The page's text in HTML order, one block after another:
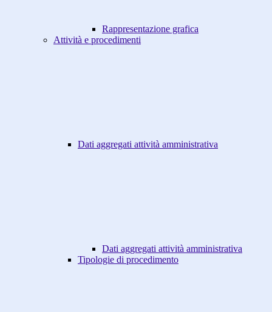
Rappresentazione grafica
Attività e procedimenti
Dati aggregati attività amministrativa
Dati aggregati attività amministrativa
Tipologie di procedimento